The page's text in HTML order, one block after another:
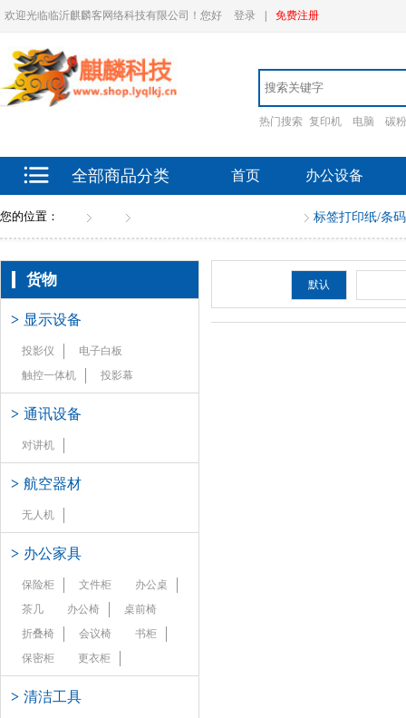
欢迎光临临沂麒麟客网络科技有限公司！您好 登录 免费注册
热门搜索 复印机 电脑 碳粉
全部商品分类 首页 办公设备
您的位置： 标签打印纸/条
货物
> 显示设备
投影仪
电子白板
触控一体机
投影幕
> 通讯设备
对讲机
> 航空器材
无人机
> 办公家具
保险柜 文件柜
办公桌
茶几
办公椅
桌前椅
折叠椅
会议椅
书柜
保密柜
更衣柜
> 清洁工具
默认